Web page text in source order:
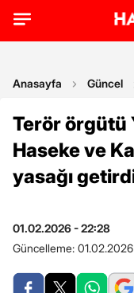
Anasayfa Güncel
Terör örgütü
Haseke ve
yasağı
01.02.2026 - 22:28
Güncelleme: